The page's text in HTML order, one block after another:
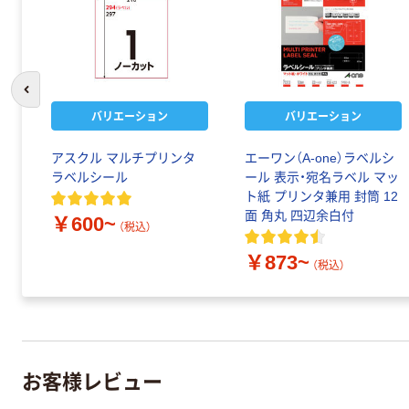
バリエーション
アスクル マルチプリンタ
ラベルシール
￥600~ （税込）
バリエーション
エーワン（A-one）ラベルシ
ール 表示・宛名ラベル マッ
ト紙 プリンタ兼用 封筒 12
面 角丸 四辺余白付
￥873~ （税込）
前のスライドへ
お客様レビュー